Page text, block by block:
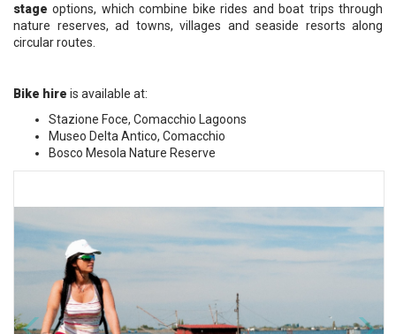
stageoptions, which combine bike rides and boat trips through
nature reserves, ad towns, villages and seaside resorts along
circular routes.
Bike hire is available at:
Stazione Foce, Comacchio Lagoons
Museo Delta Antico, Comacchio
Bosco Mesola Nature Reserve